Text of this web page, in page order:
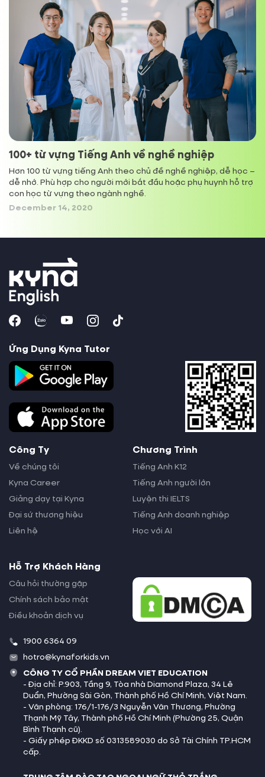
+975 Bhutan (འབྲུག)
+591 Bolivia
+387
Bosnia and Herzegovina (Босна и
Херцеговина)
267
55 Brazil (Brasil)
+246 British Indian Ocean Territory
+673
+
Burkina Faso
+257 Burundi (Uburundi)
+237 Cameroon (Cameroun)
+238
Caribbean Netherlands
+1345
+236
Central African Republic
(République centrafricaine)
+ 235
+ 56 Chile
+ 86 China (中国)
+ 61
100+ từ vựng Tiếng Anh về nghề nghiệp
Hơn 100 từ vựng tiếng Anh theo chủ đề nghề nghiệp, dễ học –
dễ nhớ. Phù hợp cho người mới bắt đầu hoặc phụ huynh hỗ trợ
con học từ vựng theo ngành nghề.
December 14, 2020
Ứng Dụng Kyna Tutor
Công Ty
Về chúng tôi
Kyna Career
Giảng dạy tại Kyna
Đại sứ thương hiệu
Liên hệ
Chương Trình
Tiếng Anh K12
Tiếng Anh người lớn
Luyện thi IELTS
Tiếng Anh doanh nghiệp
Học với AI
Hỗ Trợ Khách Hàng
Câu hỏi thường gặp
Chính sách bảo mật
Điều khoản dịch vụ
1900 6364 09
hotro@kynaforkids.vn
CÔNG TY CỔ PHẦN DREAM VIET EDUCATION
- Địa chỉ: P.903, Tầng 9, Tòa nhà Diamond Plaza, 34 Lê
Duẩn, Phường Sài Gòn, Thành phố Hồ Chí Minh, Việt Nam.
- Văn phòng: 176/1-176/3 Nguyễn Văn Thương, Phường
Thạnh Mỹ Tây, Thành phố Hồ Chí Minh (Phường 25, Quận
Bình Thạnh cũ).
- Giấy phép ĐKKD số 0313589030 do Sở Tài Chính TP.HCM
cấp.